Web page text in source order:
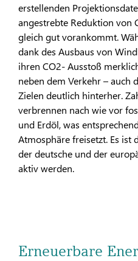
erstellenden
angestrebte Reduktion von
gleich gut vorankommt.
dank des Ausbaus von
ihren CO2- Ausstoß
neben dem Verkehr – auch
Zielen deutlich hinterher.
verbrennen nach wie vor
und Erdöl, was
Atmosphäre freisetzt. Es ist
der deutsche und der
aktiv werden.
Erneuerbare